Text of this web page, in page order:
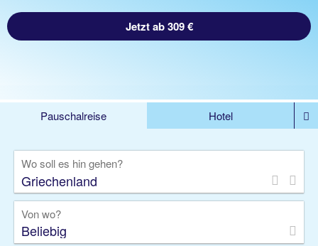
Jetzt ab 309 €
Pauschalreise
Hotel
Rundreise
Kreuzfahrt
Gruppenreise
Camper Privattransfer
Wo soll es hin gehen?
Von wo?
Beliebig